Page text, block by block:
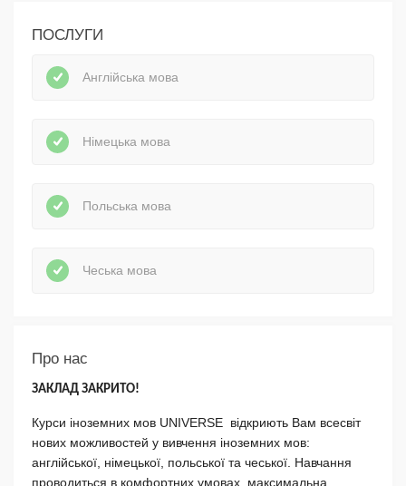
ПОСЛУГИ
Англійська мова
Німецька мова
Польська мова
Чеська мова
Про нас
ЗАКЛАД ЗАКРИТО!
Курси іноземних мов UNIVERSE відкриють Вам всесвіт
нових можливостей у вивчення іноземних мов:
англійської, німецької, польської та чеської. Навчання
проводиться в комфортних умовах, максимальна